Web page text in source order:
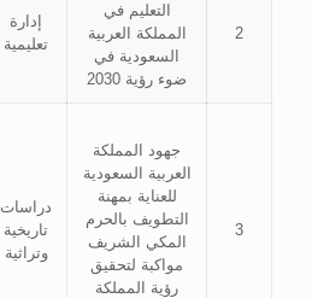
2
التعليم في
المملكة العربية
السعودية في
ضوء رؤية 2030
إدارة
تعليمية
3
جهود المملكة
العربية السعودية
للعناية بمهنة
التطويف بالحرم
المكي الشريف
مواكبة لتحقيق
رؤية المملكة
دراسات
تاريخية
وتراثية